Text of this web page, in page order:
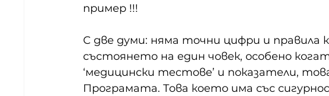
пример !!!
С две думи: няма точни цифри и правила
състоянето на един човек, особено
‘медицински тестове’ и показатели,
Програмата. Това което има със